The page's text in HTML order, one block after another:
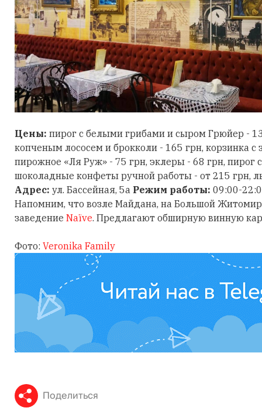
Цены: пирог с белыми грибами и сыром Грюйер -
копченым лососем и брокколи - 165 грн, корзинка с
пирожное «Ля Руж» - 75 грн, эклеры - 68 грн, пирог
шоколадные конфеты ручной работы - от 215 грн,
Адрес: ул. Бассейная, 5а Режим работы: 09:00-
Напомним, что возле Майдана, на Большой
заведение Naїve. Предлагают обширную винную
Фото: Veronika Family
Поделиться